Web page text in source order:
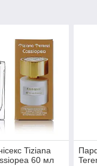
Tiziana
60 мл